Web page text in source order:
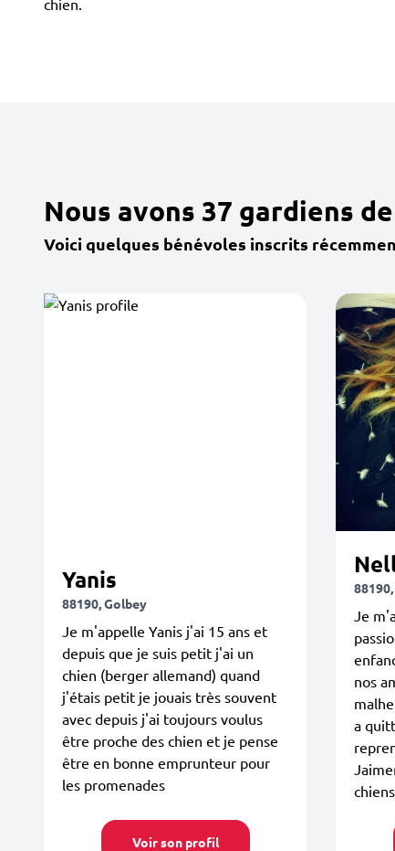
chien.
Nous avons 37 gardiens
Voici quelques bénévoles inscrits
Yanis
88190, Golbey
Je m'appelle Yanis j'ai 15 ans et
depuis que je suis petit j'ai un
chien (berger allemand) quand
j'étais petit je jouais très souvent
avec depuis j'ai toujours voulus
être proche des chien et je pense
être en bonne emprunteur pour
les promenades
Voir son profil
Je
nos
a